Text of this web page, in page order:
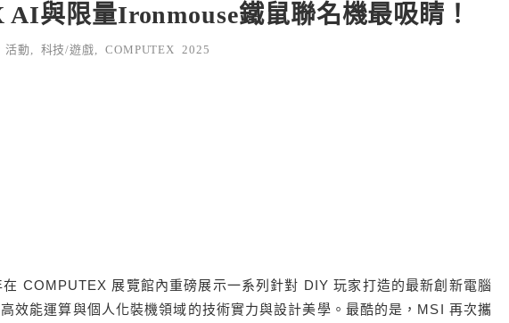
與限量Ironmouse鐵鼠聯名機最吸睛！
活動 科技/遊戲 COMPUTEX 2025
COMPUTEX 展覽館內重磅展示一系列針對 DIY 玩家打造的最新創新電腦
效能運算與個人化裝機領域的技術實力與設計美學。最酷的是， MSI 再次攜